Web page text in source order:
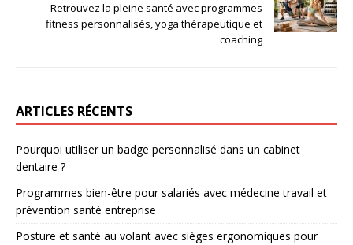
Retrouvez la pleine santé avec programmes
fitness personnalisés, yoga thérapeutique et
coaching
ARTICLES RÉCENTS
Pourquoi utiliser un badge personnalisé dans un cabinet
dentaire ?
Programmes bien-être pour salariés avec médecine travail et
prévention santé entreprise
Posture et santé au volant avec sièges ergonomiques pour